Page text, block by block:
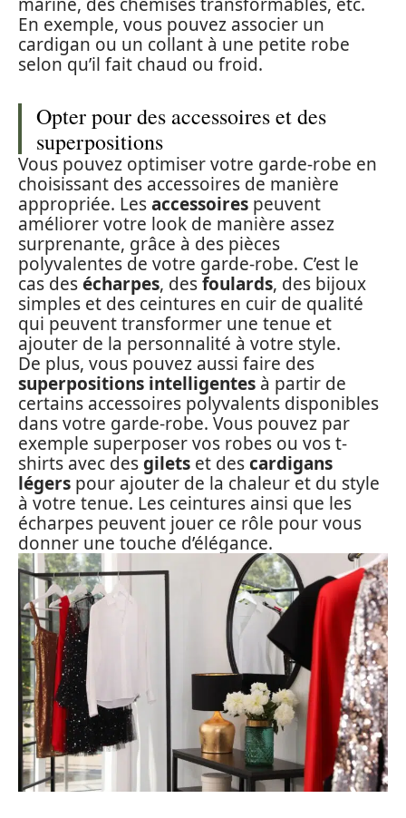
En exemple, vous pouvez associer un
cardigan ou un collant à une petite robe
selon qu’il fait chaud ou froid.
Opter pour des accessoires et des
superpositions
Vous pouvez optimiser votre garde-robe en
choisissant des accessoires de manière
appropriée. Lesaccessoires peuvent
améliorer votre look de manière assez
surprenante, grâce à des pièces
polyvalentes de votre garde-robe. C’est le
cas desécharpes, desfoulards, des bijoux
simples et des ceintures en cuir de qualité
qui peuvent transformer une tenue et
ajouter de la personnalité à votre style.
De plus, vous pouvez aussi faire des
superpositions intelligentes à partir de
certains accessoires polyvalents disponibles
dans votre garde-robe. Vous pouvez par
exemple superposer vos robes ou vos t-
shirts avec desgilets et descardigans
légers pour ajouter de la chaleur et du style
à votre tenue. Les ceintures ainsi que les
écharpes peuvent jouer ce rôle pour vous
donner une touche d’élégance.